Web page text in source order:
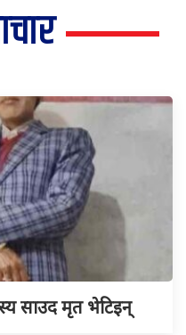
साउद मृत भेटिइन्